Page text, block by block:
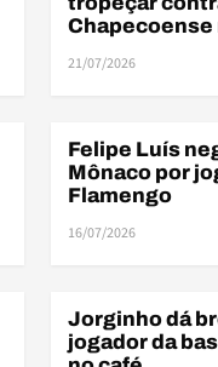
21/07/2026
ELENCO
Felipe Luís
Mônaco por
Flamengo
16/07/2026
BASE
Jorginho dá
jogador da